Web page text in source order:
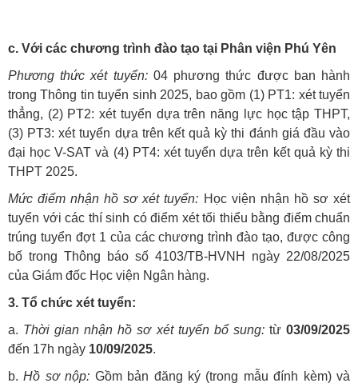
c. Với các chương trình đào tạo tại Phân viện Phú Yên
Phương thức xét tuyển:04 phương thức được ban hành
trong Thông tin tuyển sinh 2025, bao gồm (1) PT1: xét tuyển
thẳng, (2) PT2: xét tuyển dựa trên năng lực học tập THPT,
(3) PT3: xét tuyển dựa trên kết quả kỳ thi đánh giá đầu vào
đại học V-SAT và (4) PT4: xét tuyển dựa trên kết quả kỳ thi
THPT 2025.
Mức điểm nhận hồ sơ xét tuyển: Học viện nhận hồ sơ xét
tuyển với các thí sinh có điểm xét tối thiểu bằng điểm chuẩn
trúng tuyển đợt 1 của các chương trình đào tạo, được công
bố trong Thông báo số 4103/TB-HVNH ngày 22/08/2025
của Giám đốc Học viện Ngân hàng.
3. Tổ chức xét tuyển:
a. Thời gian nhận hồ sơ xét tuyển bổ sung:từ03/09/2025
đến 17h ngày 10/09/2025.
b.Hồ sơ nộp: Gồm bản đăng ký (trong mẫu đính kèm) và